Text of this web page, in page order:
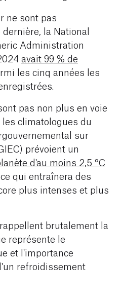
ne sont pas
la National
Administration
avait 99 % de
les cinq années les
pas non plus en voie
climatologues du
sur
prévoient un
d'au moins 2,5 °C
qui entraînera des
plus intenses et plus
brutalement la
représente le
et l'importance
refroidissement